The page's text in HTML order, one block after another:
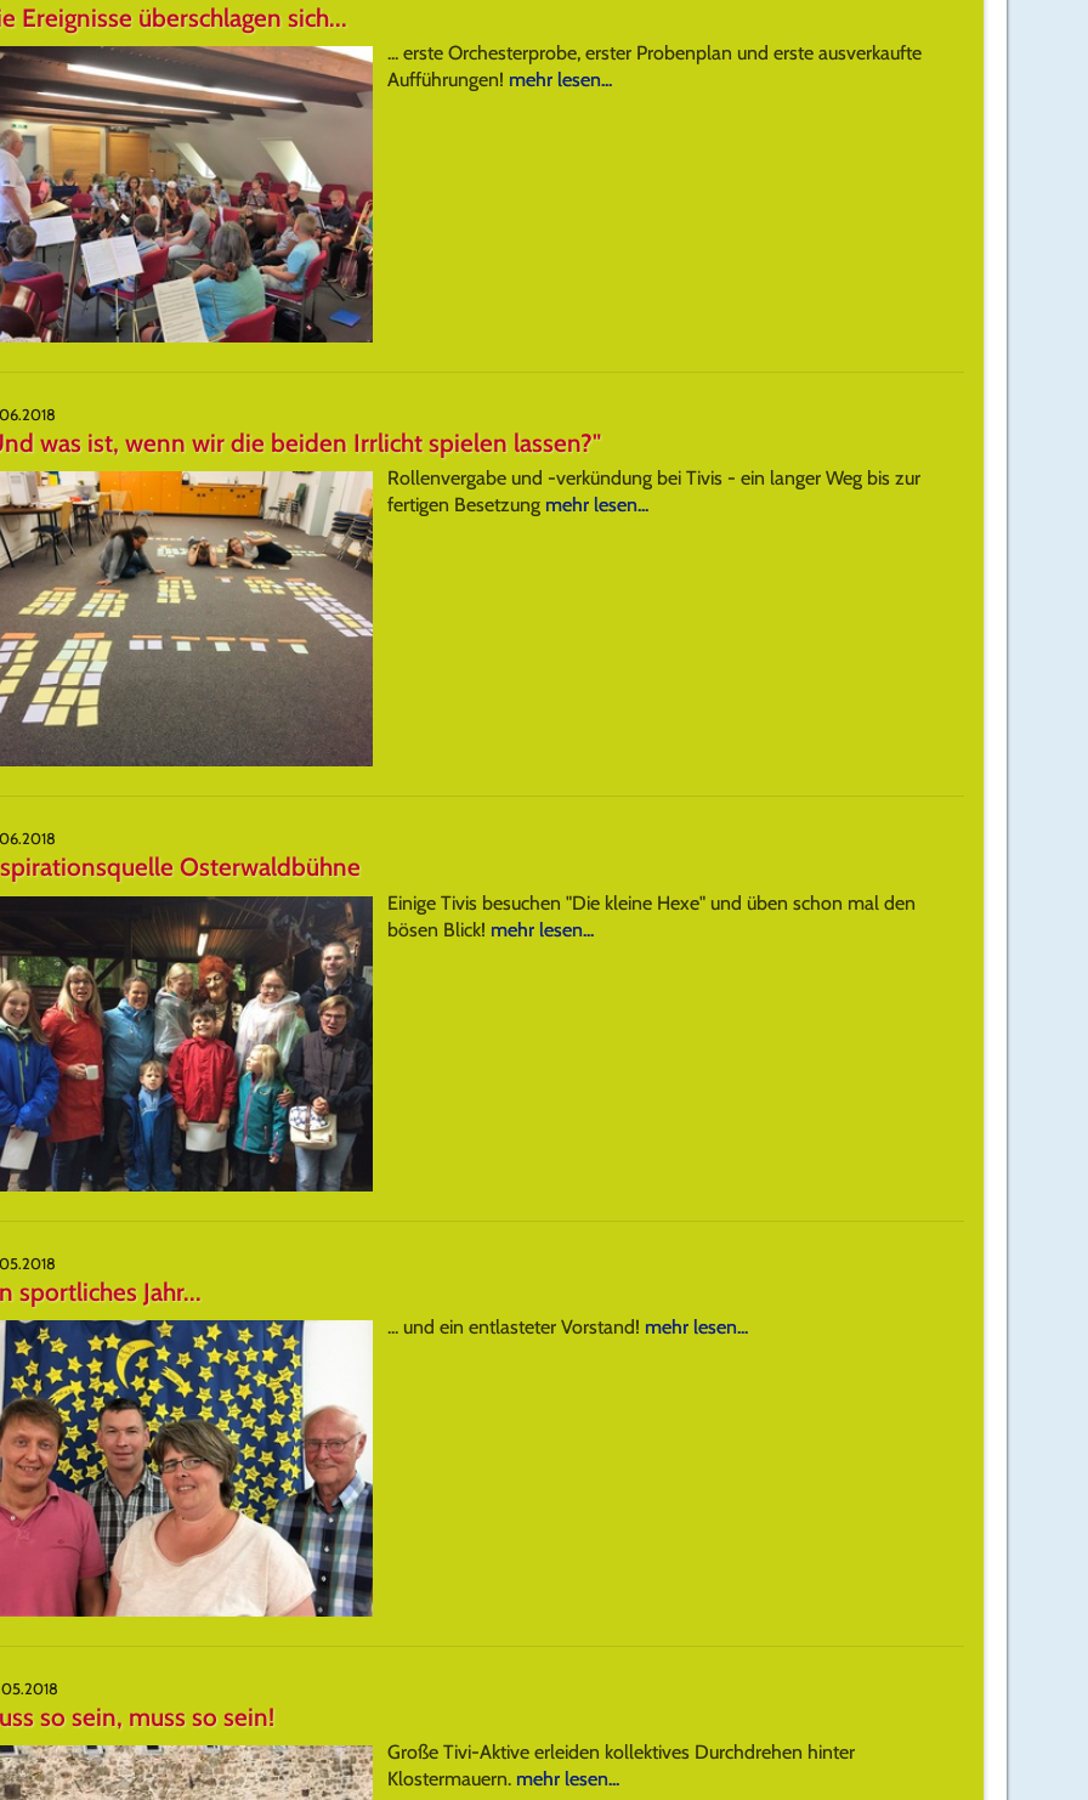
Ereignisse überschlagen sich...
... erste Orchesterprobe, erster Probenplan und erste ausverkaufte
Aufführungen! mehr lesen...
was ist, wenn wir die beiden Irrlicht spielen lassen?"
Rollenvergabe und -verkündung bei Tivis - ein langer Weg bis zur
fertigen Besetzung mehr lesen...
Osterwaldbühne
Einige Tivis besuchen "Die kleine Hexe" und üben schon mal den
bösen Blick! mehr lesen...
sportliches Jahr...
... und ein entlasteter Vorstand! mehr lesen...
so sein, muss so sein!
Große Tivi-Aktive erleiden kollektives Durchdrehen hinter
Klostermauern. mehr lesen...